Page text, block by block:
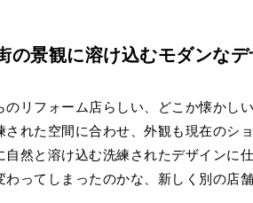
の景観に溶け込むモダンな
リフォーム店らしい、どこか懐かし
れた空間に合わせ、外観も現在のシ
然と溶け込む洗練されたデザインに仕
ってしまったのかな、新しく別の店